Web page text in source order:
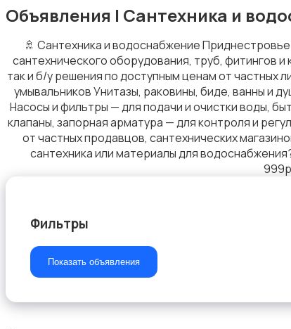
Окна
Двери
Объявления | Сантехника и
🚿 Сантехника и водоснабжение
сантехнического оборудования, труб, фитингов
так и б/у решения по доступным ценам от частных
умывальников Унитазы, раковины, биде, ванны и
Насосы и фильтры — для подачи и очистки воды,
клапаны, запорная арматура — для контроля и
от частных продавцов, сантехнических
сантехника или материалы для
Фильтры
Показать объявления